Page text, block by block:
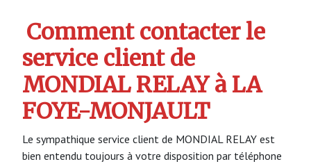
Comment contacter le
service client de
MONDIAL RELAY à LA
FOYE-MONJAULT
Le sympathique service client de MONDIAL RELAY est
bien entendu toujours à votre disposition par téléphone